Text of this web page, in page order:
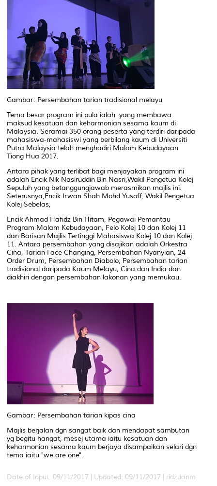
Gambar: Persembahan tarian tradisional melayu
Tema besar program ini pula ialah yang membawa
maksud kesatuan dan keharmonian sesama kaum di
Malaysia. Seramai 350 orang peserta yang terdiri daripada
mahasiswa-mahasiswi yang berbilang kaum di Universiti
Putra Malaysia telah menghadiri Malam Kebudayaan
Tiong Hua 2017.
Antara pihak yang terlibat bagi menjayakan program ini
adalah Encik Nik Nasiruddin Bin Nasri,Wakil Pengetua Kolej
Sepuluh yang betanggungjawab merasmikan majlis ini.
Seterusnya,Encik Irwan Shah Mohd Yusoff, Wakil Pengetua
Kolej Sebelas,
Encik Ahmad Hafidz Bin Hitam, Pegawai Pemantau
Program Malam Kebudayaan, Felo Kolej 10 dan Kolej 11
dan Barisan Majlis Tertinggi Mahasiswa Kolej 10 dan Kolej
11. Antara persembahan yang disajikan adalah Orkestra
Cina, Tarian Face Changing, Persembahan Nyanyian, 24
Order Drum, Persembahan Diabolo, Persembahan tarian
tradisional daripada Kaum Melayu, Cina dan India dan
diakhiri dengan persembahan lakonan yang memukau.
Gambar: Persembahan tarian kipas cina
Majlis berjalan dgn sangat baik dan mendapat sambutan
yg begitu hangat, mesej utama iaitu kesatuan dan
keharmonian sesama kaum berjaya disampaikan selari dgn
tema iaitu "we are one".
Date of Input: 09/11/2017 | Updated: 09/11/2017 | ridzuanm